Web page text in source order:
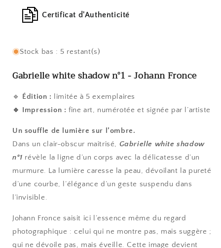
Certificat d'Authenticité
Stock bas : 5 restant(s)
Gabrielle white shadow n°1 - Johann Fronce
🔹 Édition :
limitée à 5 exemplaires
🔹 Impression :fine art, numérotée et signée par l’artiste
Un souffle de lumière sur l’ombre.
Dans un clair-obscur maîtrisé, Gabrielle white shadow
n°1 révèle la ligne d’un corps avec la délicatesse d’un
murmure. La lumière caresse la peau, dévoilant la pureté
d’une courbe, l’élégance d’un geste suspendu dans
l’invisible.
Johann Fronce saisit ici l’essence même du regard
photographique : celui qui ne montre pas, mais suggère ;
qui ne dévoile pas, mais éveille. Cette image devient